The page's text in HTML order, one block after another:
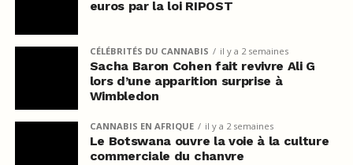
euros par la loi RIPOST
CÉLÉBRITÉS DU CANNABIS il y a 2 semaines
Sacha Baron Cohen fait revivre Ali G
lors d’une apparition surprise à
Wimbledon
CANNABIS EN AFRIQUE il y a 2 semaines
Le Botswana ouvre la voie à la culture
commerciale du chanvre